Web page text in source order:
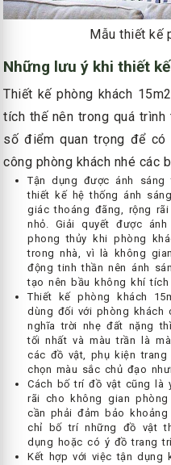
Mẫu thiết kế
Những lưu ý khi thiết
Thiết kế phòng khách
tích thế nên trong quá
số điểm quan trọng để
công phòng khách nhé các
Tận dụng được ánh
thiết kế hệ thống ánh
giác thoáng đãng, rộng
nhỏ. Giải quyết được
phong thủy khi phòng
trong nhà, vì là không
động tinh thần nên ánh
tạo nên bầu không khí
Thiết kế phòng khách
dùng đối với phòng khách
nghĩa trời nhẹ đất nặng
tối nhất và màu trần là
các đồ vật, phụ kiện
chọn màu sắc chủ đạo
Cách bố trí đồ vật cũng là
rãi cho không gian
cần phải đảm bảo
chỉ bố trí những đồ vật
dụng hoặc có ý đồ trang
Kết hợp với việc tận dụng